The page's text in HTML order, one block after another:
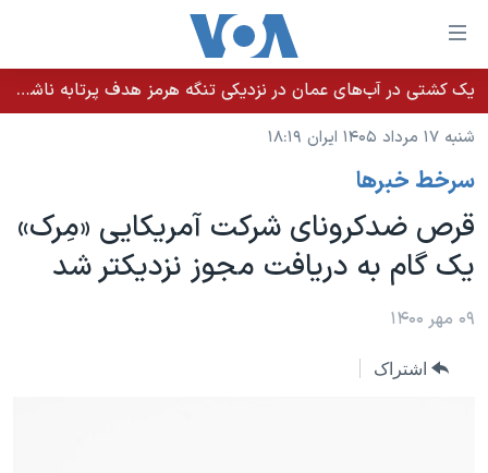
لینکهای
قابل
دسترسی
جهش
محتوای
اصلی
جهش
به
صفحه
جهش
خانه
نسخه سبک وب‌سایت
موضوع ها
ایران
آمریکا
جهان
برنامه های تلویزیونی
جدول برنامه ها
صفحه‌های ویژه
فرکانس‌های صدای آمریکا
یک کشتی در آب‌های عمان در نزدیکی تنگه هرمز هدف پرتابه ناشناس قرار گرفت
شنبه ۱۷ مرداد ۱۴۰۵ ایران ۱۸:۱۹
سرخط خبرها
قرص ضدکرونای شرکت آمریکایی «مِرک»
یک گام به دریافت مجوز نزدیکتر شد
۰۹ مهر ۱۴۰۰
اشتراک